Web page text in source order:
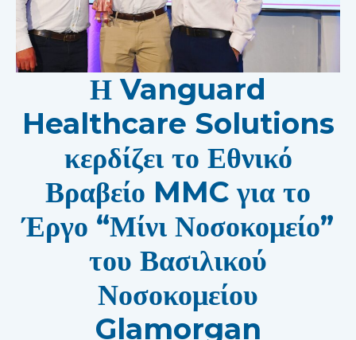
Η Vanguard
Healthcare Solutions
κερδίζει το Εθνικό
Βραβείο MMC για το
Έργο “Μίνι Νοσοκομείο”
του Βασιλικού
Νοσοκομείου
Glamorgan